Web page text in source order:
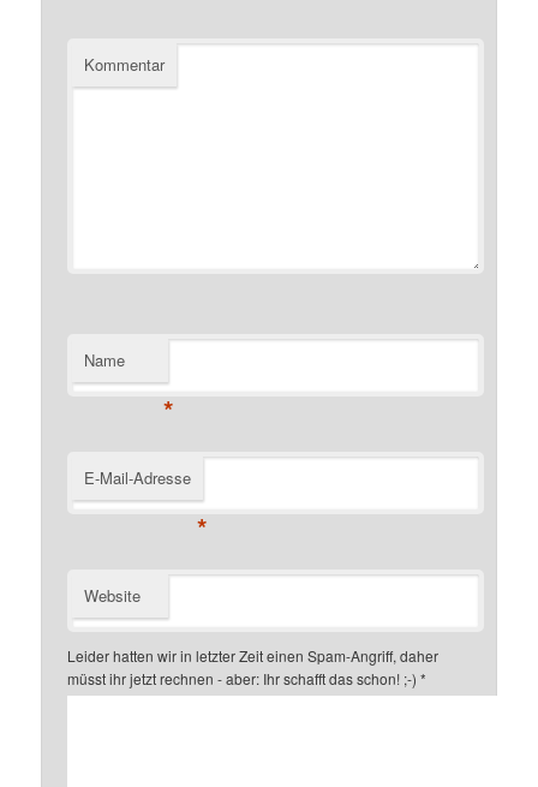
Kommentar
Name
*
E-Mail-Adresse
*
Website
Leider hatten wir in letzter Zeit einen Spam-Angriff, daher
müsst ihr jetzt rechnen - aber: Ihr schafft das schon! ;-) *